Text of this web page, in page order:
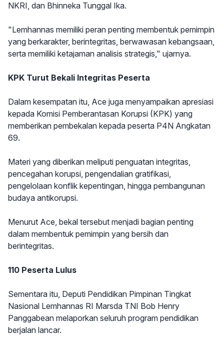
NKRI, dan Bhinneka Tunggal Ika.
"Lemhannas memiliki peran penting membentuk pemimpin
yang berkarakter, berintegritas, berwawasan kebangsaan,
serta memiliki ketajaman analisis strategis," ujarnya.
KPK Turut Bekali Integritas Peserta
Dalam kesempatan itu, Ace juga menyampaikan apresiasi
kepada Komisi Pemberantasan Korupsi (KPK) yang
memberikan pembekalan kepada peserta P4N Angkatan
69.
Materi yang diberikan meliputi penguatan integritas,
pencegahan korupsi, pengendalian gratifikasi,
pengelolaan konflik kepentingan, hingga pembangunan
budaya antikorupsi.
Menurut Ace, bekal tersebut menjadi bagian penting
dalam membentuk pemimpin yang bersih dan
berintegritas.
110 Peserta Lulus
Sementara itu, Deputi Pendidikan Pimpinan Tingkat
Nasional Lemhannas RI Marsda TNI Bob Henry
Panggabean melaporkan seluruh program pendidikan
berjalan lancar.